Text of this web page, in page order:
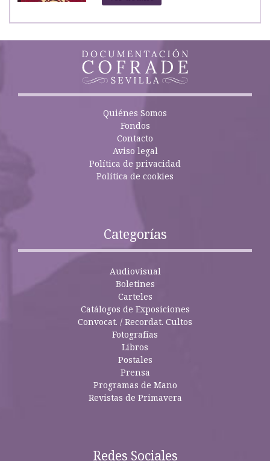
Quiénes Somos
Fondos
Contacto
Aviso legal
Política de privacidad
Política de cookies
Categorías
Audiovisual
Boletines
Carteles
Catálogos de Exposiciones
Convocat. / Recordat. Cultos
Fotografías
Libros
Postales
Prensa
Programas de Mano
Revistas de Primavera
Redes Sociales